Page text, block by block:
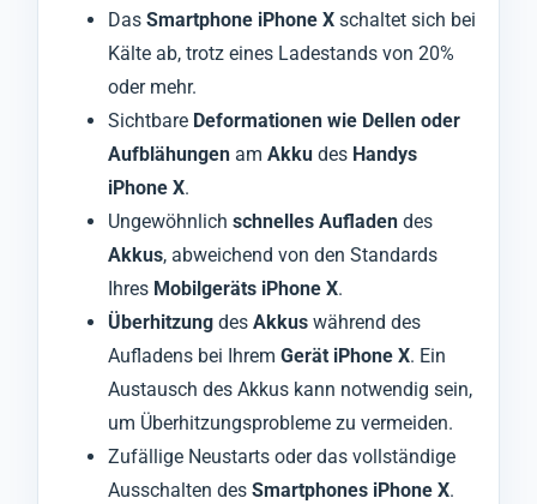
Das Smartphone iPhone X schaltet sich bei
Kälte ab, trotz eines Ladestands von 20%
oder mehr.
Sichtbare Deformationen wie Dellen oder
Aufblähungen am Akku des Handys
iPhone X.
Ungewöhnlich schnelles Aufladen des
Akkus, abweichend von den Standards
Ihres Mobilgeräts iPhone X.
Überhitzung des Akkus während des
Aufladens bei Ihrem Gerät iPhone X. Ein
Austausch des Akkus kann notwendig sein,
um Überhitzungsprobleme zu vermeiden.
Zufällige Neustarts oder das vollständige
Ausschalten des Smartphones iPhone X.